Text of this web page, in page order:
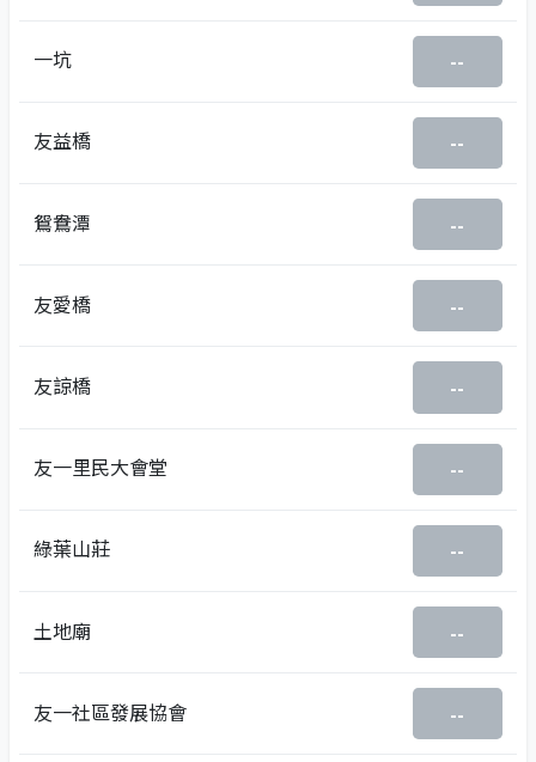
一坑 --
友益橋 --
鴛鴦潭 --
友愛橋 --
友諒橋 --
友一里民大會堂 --
綠葉山莊 --
土地廟 --
友一社區發展協會 --